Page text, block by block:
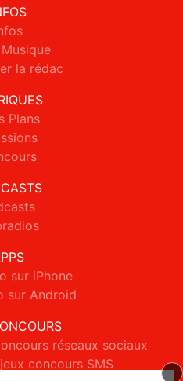
la rédac
Plans
sur iPhone
sur Android
réseaux sociaux
concours SMS